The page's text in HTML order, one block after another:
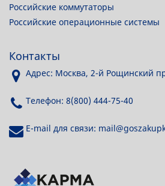
Российские коммутаторы
Российские операционные системы
Контакты
Адрес: Москва, 2-й Рощинский
Телефон: 8(800) 444-75-40
E-mail для связи: